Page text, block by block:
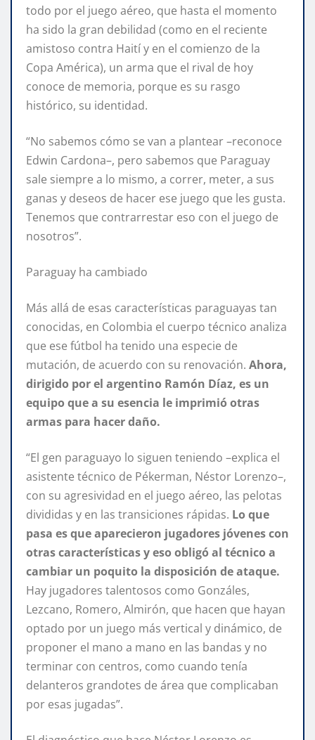
todo por el juego aéreo, que hasta el momento
ha sido la gran debilidad (como en el reciente
amistoso contra Haití y en el comienzo de la
Copa América), un arma que el rival de hoy
conoce de memoria, porque es su rasgo
histórico, su identidad.
“No sabemos cómo se van a plantear –reconoce
Edwin Cardona–, pero sabemos que Paraguay
sale siempre a lo mismo, a correr, meter, a sus
ganas y deseos de hacer ese juego que les gusta.
Tenemos que contrarrestar eso con el juego de
nosotros”.
Paraguay ha cambiado
Más allá de esas características paraguayas tan
conocidas, en Colombia el cuerpo técnico analiza
que ese fútbol ha tenido una especie de
mutación, de acuerdo con su renovación. Ahora,
dirigido por el argentino Ramón Díaz, es un
equipo que a su esencia le imprimió otras
armas para hacer daño.
“El gen paraguayo lo siguen teniendo –explica el
asistente técnico de Pékerman, Néstor Lorenzo–,
con su agresividad en el juego aéreo, las pelotas
divididas y en las transiciones rápidas. Lo que
pasa es que aparecieron jugadores jóvenes con
otras características y eso obligó al técnico a
cambiar un poquito la disposición de ataque.
Hay jugadores talentosos como Gonzáles,
Lezcano, Romero, Almirón, que hacen que hayan
optado por un juego más vertical y dinámico, de
proponer el mano a mano en las bandas y no
terminar con centros, como cuando tenía
delanteros grandotes de área que complicaban
por esas jugadas”.